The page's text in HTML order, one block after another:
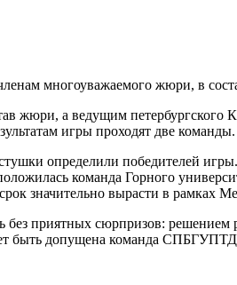
многоуважаемого жюри, в
жюри, а ведущим
игры проходят две команды.
определили победителей
команда Горного
значительно вырасти в рамках
приятных сюрпризов:
быть допущена команда